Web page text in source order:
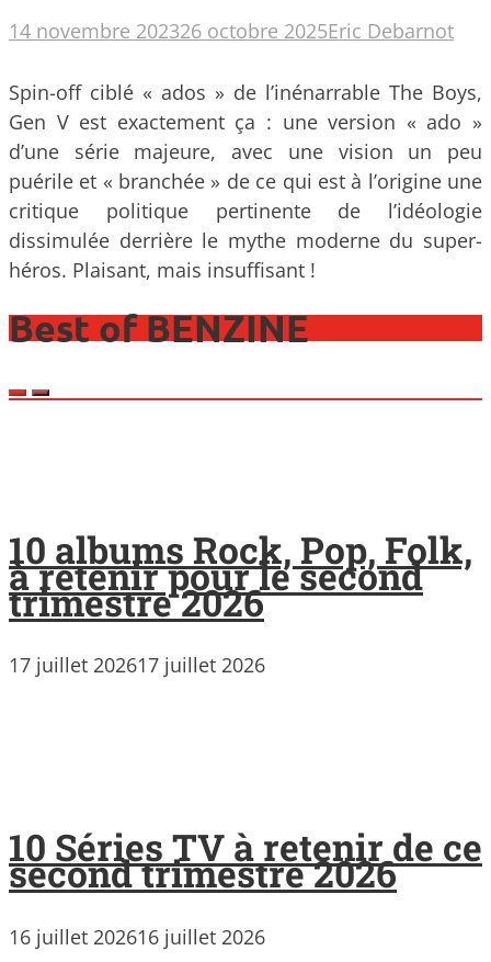
14 novembre 202326 octobre 2025Eric Debarnot
Spin-off ciblé « ados » de l’inénarrable The Boys,
Gen V est exactement ça : une version « ado »
d’une série majeure, avec une vision un peu
puérile et « branchée » de ce qui est à l’origine une
critique politique pertinente de l’idéologie
dissimulée derrière le mythe moderne du super-
héros. Plaisant, mais insuffisant !
Best of BENZINE
10 albums Rock, Pop, Folk,
à retenir pour le second
trimestre 2026
17 juillet 202617 juillet 2026
10 Séries TV à retenir de ce
second trimestre 2026
16 juillet 202616 juillet 2026